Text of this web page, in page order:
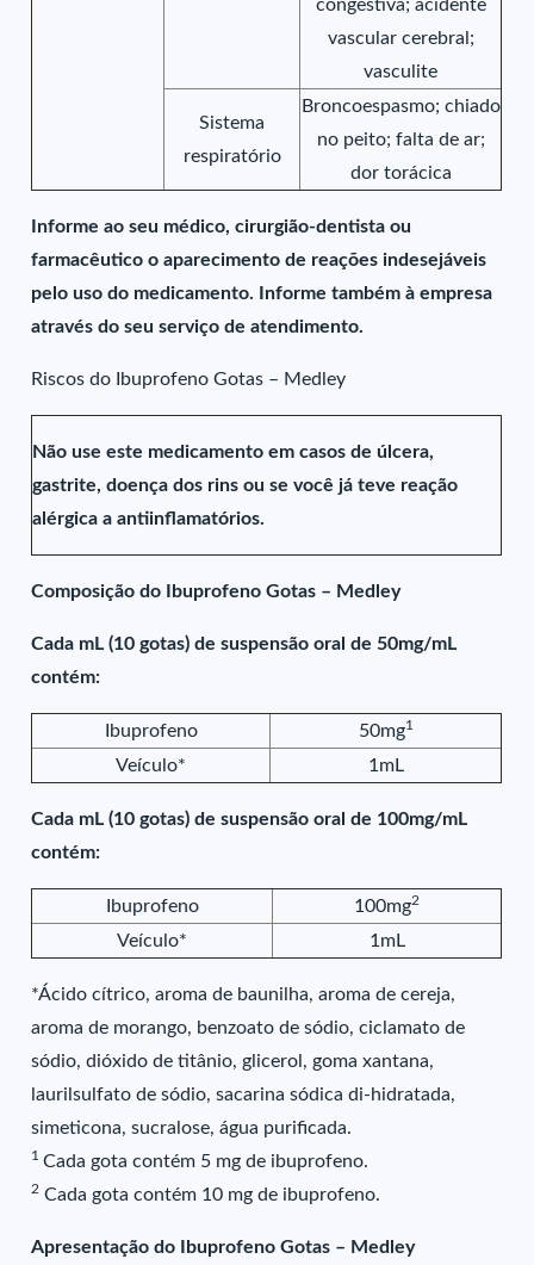
congestiva; acidente
vascular cerebral;
vasculite
Sistema
respiratório
Broncoespasmo; chiado
no peito; falta de ar;
dor torácica
Informe ao seu médico, cirurgião-dentista ou
farmacêutico o aparecimento de reações indesejáveis
pelo uso do medicamento. Informe também à empresa
através do seu serviço de atendimento.
Riscos do Ibuprofeno Gotas – Medley
Não use este medicamento em casos de úlcera,
gastrite, doença dos rins ou se você já teve reação
alérgica a antiinflamatórios.
Composição do Ibuprofeno Gotas – Medley
Cada mL (10 gotas) de suspensão oral de 50mg/mL
contém:
Ibuprofeno 50mg1
Veículo* 1mL
Cada mL (10 gotas) de suspensão oral de 100mg/mL
contém:
Ibuprofeno 100mg2
Veículo* 1mL
*Ácido cítrico, aroma de baunilha, aroma de cereja,
aroma de morango, benzoato de sódio, ciclamato de
sódio, dióxido de titânio, glicerol, goma xantana,
laurilsulfato de sódio, sacarina sódica di-hidratada,
simeticona, sucralose, água purificada.
1 Cada gota contém 5 mg de ibuprofeno.
2 Cada gota contém 10 mg de ibuprofeno.
Apresentação do Ibuprofeno Gotas – Medley